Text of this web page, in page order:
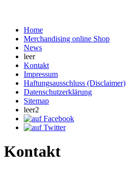
Home
Merchandising online Shop
News
leer
Kontakt
Impressum
Haftungsausschluss (Disclaimer)
Datenschutzerklärung
Sitemap
leer2
Kontakt